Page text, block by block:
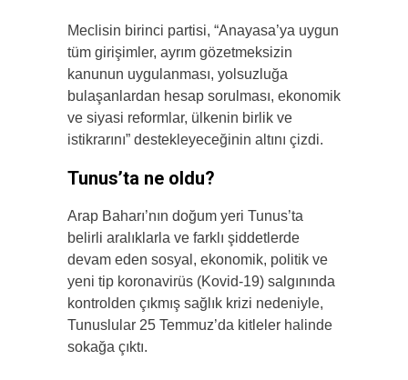
Meclisin birinci partisi, “Anayasa’ya uygun
tüm girişimler, ayrım gözetmeksizin
kanunun uygulanması, yolsuzluğa
bulaşanlardan hesap sorulması, ekonomik
ve siyasi reformlar, ülkenin birlik ve
istikrarını” destekleyeceğinin altını çizdi.
Tunus’ta ne oldu?
Arap Baharı’nın doğum yeri Tunus’ta
belirli aralıklarla ve farklı şiddetlerde
devam eden sosyal, ekonomik, politik ve
yeni tip koronavirüs (Kovid-19) salgınında
kontrolden çıkmış sağlık krizi nedeniyle,
Tunuslular 25 Temmuz’da kitleler halinde
sokağa çıktı.